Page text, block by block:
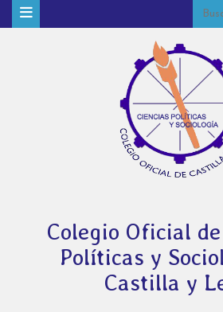
Colegio Oficial
Políticas y
Castilla y